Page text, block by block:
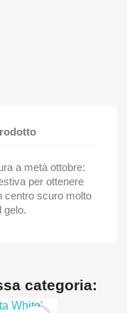
a metà ottobre:
per ottenere
centro scuro molto
gelo.
categoria: